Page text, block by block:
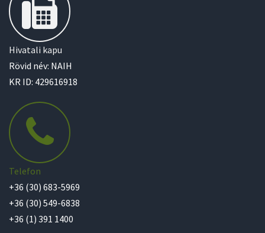
Hivatali kapu
Rövid név: NAIH
KR ID: 429616918
Telefon
+36 (30) 683-5969
+36 (30) 549-6838
+36 (1) 391 1400